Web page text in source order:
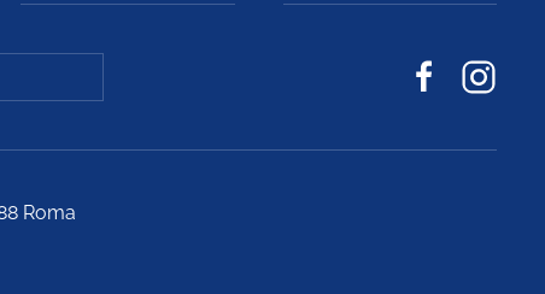
Roma